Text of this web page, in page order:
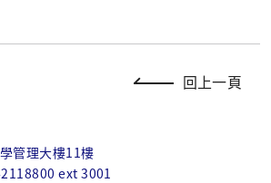
回上一頁
管理大樓11樓
ext 3001